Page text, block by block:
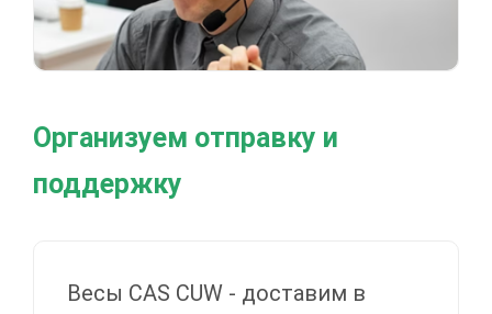
Организуем отправку и
поддержку
Весы CAS CUW - доставим в